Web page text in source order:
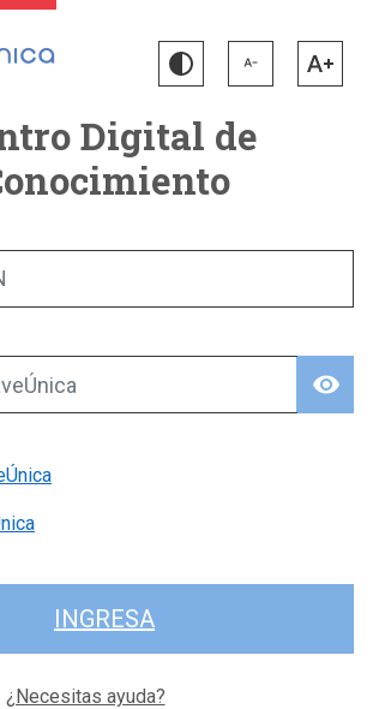
Digital de
visibility
INGRESA
¿Necesitas ayuda?